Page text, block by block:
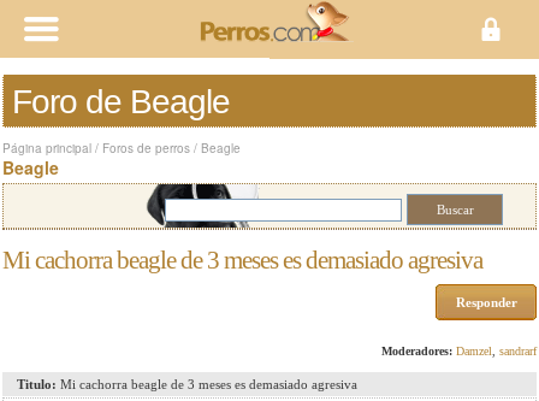
Foro de Beagle
Página principal / Foros de perros / Beagle
Beagle
Mi cachorra beagle de 3 meses es demasiado agresiva
Responder
Moderadores: Damzel sandrarf
Titulo: Mi cachorra beagle de 3 meses es demasiado agresiva